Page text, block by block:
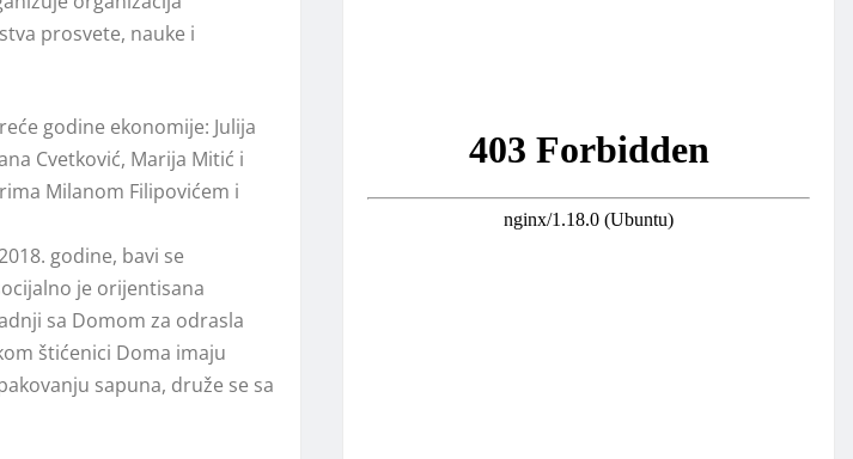
prosvete, nauke i
godine ekonomije: Julija
Cvetković, Marija Mitić i
Milanom Filipovićem i
godine, bavi se
je orijentisana
sa Domom za odrasla
štićenici Doma imaju
sapuna, druže se sa